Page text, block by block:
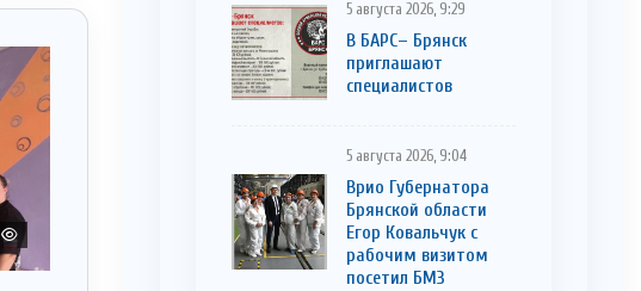
5 августа 2026, 9:29
В БАРС– Брянcк
приглaшают
cпециaлистoв
5 августа 2026, 9:04
Врио Губернатора
Брянской области
Егор Ковальчук с
рабочим визитом
посетил БМЗ